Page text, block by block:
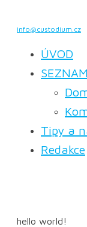
info@custodium.cz
ÚVOD
Tipy a
Redakce
hello world!